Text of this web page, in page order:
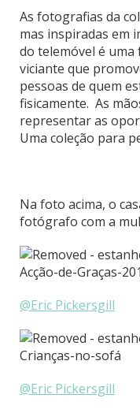
As fotografias da
mas inspiradas em
do telemóvel é
viciante que
pessoas de quem
fisicamente. As
representar as
Uma coleção para
Na foto acima, o
fotógrafo com a
@Eric Pickersgill
@Eric Pickersgill